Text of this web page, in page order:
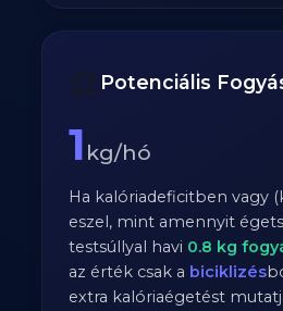
⚖️ Potenciális
1 kg/hó
Ha kalóriadeficitben vagy
eszel, mint amennyit
testsúllyal havi 0.8 kg
az érték csak a biciklizés
extra kalóriaégetést